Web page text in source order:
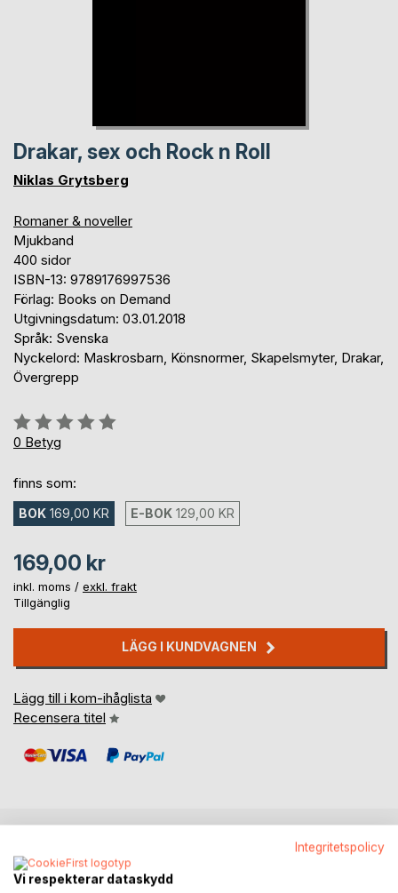
Drakar, sex och Rock n Roll
Niklas Grytsberg
Romaner & noveller
Mjukband
400 sidor
ISBN-13: 9789176997536
Förlag: Books on Demand
Utgivningsdatum: 03.01.2018
Språk: Svenska
Nyckelord: Maskrosbarn, Könsnormer, Skapelsmyter, Drakar,
Övergrepp
Betyg::
0%
0 Betyg
finns som:
BOK 169,00 KR E-BOK 129,00 KR
169,00 kr
inkl. moms / exkl. frakt
Tillgänglig
LÄGG I KUNDVAGNEN
Lägg till i kom-ihåglista
Recensera titel
BESKRIVNING Integritetspolicy
Vi respekterar dataskydd